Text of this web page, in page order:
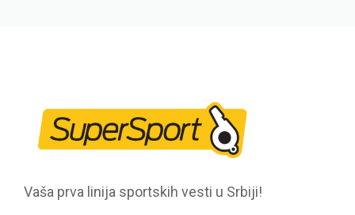
Vaša prva linija sportskih vesti u Srbiji!